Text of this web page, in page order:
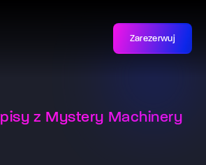
Zarezerwuj
z Mystery Machinery